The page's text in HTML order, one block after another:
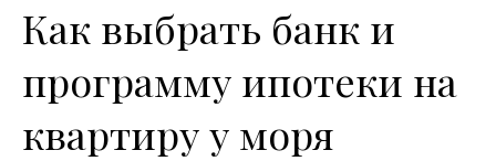
Как выбрать банк и
программу ипотеки на
квартиру у моря